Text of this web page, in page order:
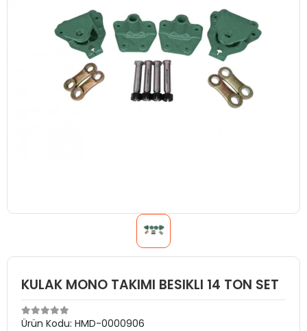
KULAK MONO TAKIMI BESIKLI 14 TON SET
Ürün Kodu: HMD-0000906